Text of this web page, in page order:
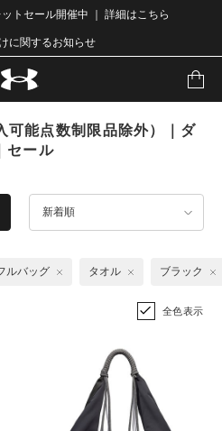
トセール開催中 ｜ 詳細はこちら
に関するお知らせ
可能点数制限品除外）｜ダ
セール
新着順
ルバッグ タオル ブラック
全色表示